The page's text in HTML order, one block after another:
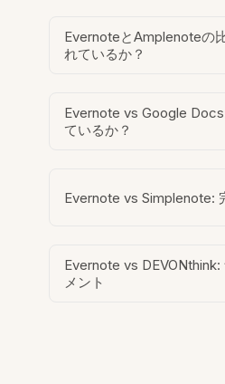
EvernoteとAmplenoteの
れているか？
Evernote vs Google
ているか？
Evernote vs Simplenote:
Evernote vs
メント